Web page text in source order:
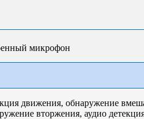
микрофон
движения, обнаружение
вторжения, аудио